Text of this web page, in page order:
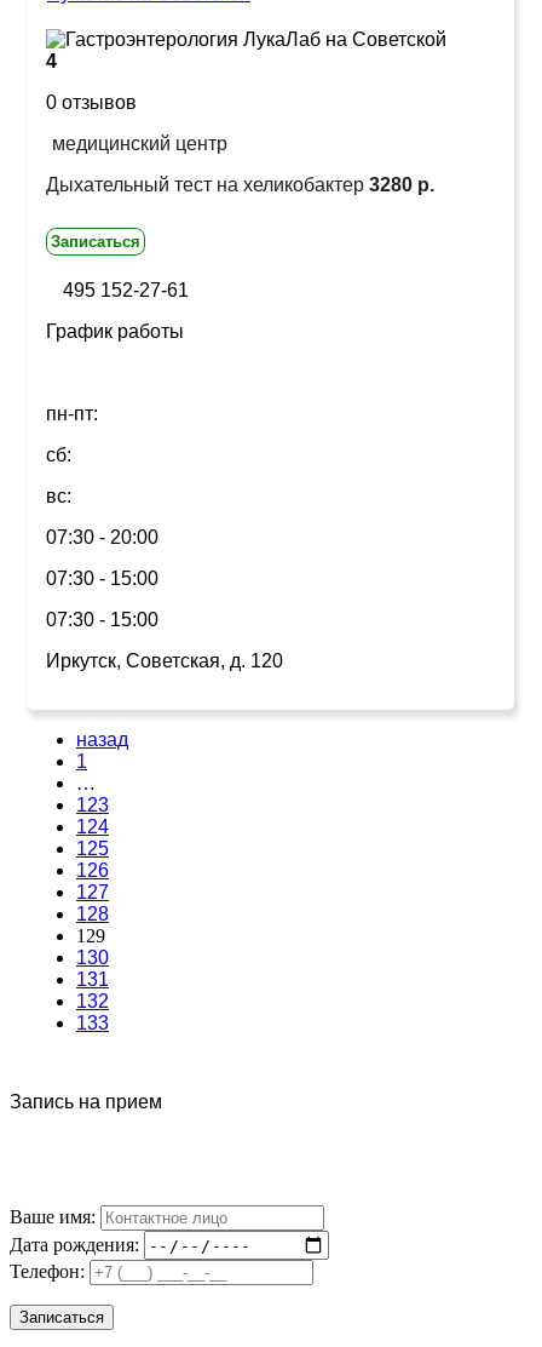
4
0 отзывов
медицинский центр
Дыхательный тест на хеликобактер 3280 р.
Записаться
495 152-27-61
График работы
пн-пт:
сб:
вс:
07:30 - 20:00
07:30 - 15:00
07:30 - 15:00
Иркутск, Советская, д. 120
назад
1
…
123
124
125
126
127
128
129
130
131
132
133
Запись на прием
Ваше имя:
Дата рождения:
Телефон: